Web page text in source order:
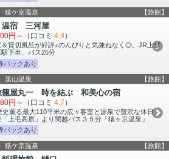
猿ケ京温泉 【旅館】
宿 三河屋
円～ （口コミ 4.9）
＆貸切風呂が好評♪のんびりと気兼ねなく◎。JR上越
下車、バス25分
パックあり
里山温泉 【旅館】
屋丸一 時を結ぶ 和美心の宿
円～ （口コミ 4.7 ）
史薫る最大110平米の広々客室と源泉で贅沢な休日
上毛高原」より関越バス３５分「猿ヶ京温泉」
パックあり
猿ケ京温泉 【旅館】